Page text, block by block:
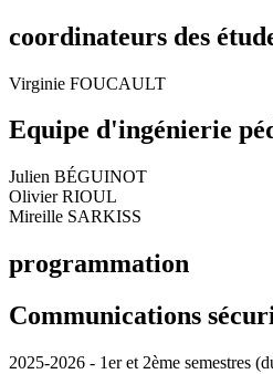
coordinateurs des
Virginie FOUCAULT
Equipe d'ingénierie
Julien BÉGUINOT
Olivier RIOUL
Mireille SARKISS
programmation
Communications
2025-2026 - 1er et 2ème semestres